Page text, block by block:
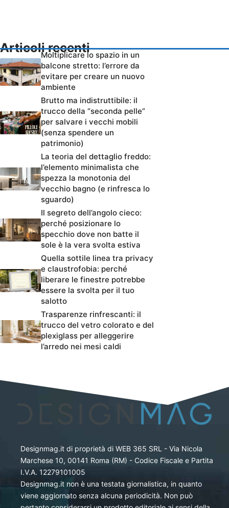
Articoli recenti
Moltiplicare lo spazio in un
balcone stretto: l’errore da
evitare per creare un nuovo
ambiente
Brutto ma indistruttibile: il
trucco della “seconda pelle”
per salvare i vecchi mobili
(senza spendere un
patrimonio)
La teoria del dettaglio freddo:
l’elemento minimalista che
spezza la monotonia del
vecchio bagno (e rinfresca lo
sguardo)
Il segreto dell’angolo cieco:
perché posizionare lo
specchio dove non batte il
sole è la vera svolta estiva
Quella sottile linea tra privacy
e claustrofobia: perché
liberare le finestre potrebbe
essere la svolta per il tuo
salotto
Trasparenze rinfrescanti: il
trucco del vetro colorato e del
plexiglass per alleggerire
l’arredo nei mesi caldi
Designmag.it di proprietà di WEB 365 SRL - Via Nicola
Marchese 10, 00141 Roma (RM) - Codice Fiscale e Partita
I.V.A. 12279101005
Designmag.it non è una testata giornalistica, in quanto
viene aggiornato senza alcuna periodicità. Non può